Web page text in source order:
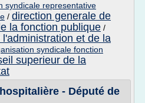
syndicale representative
/ direction generale de
la fonction publique /
et de la
syndicale fonction
superieur de la
- Député de